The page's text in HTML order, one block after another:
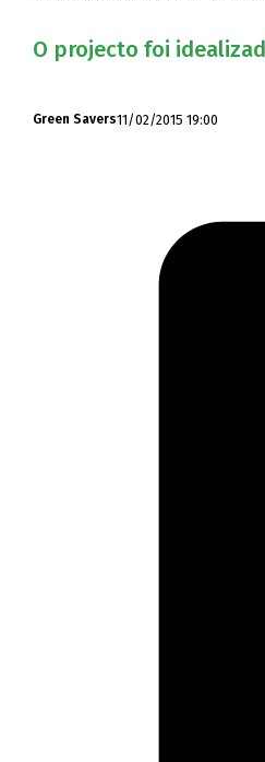
O projecto foi
Green Savers11/02/2015 19:00